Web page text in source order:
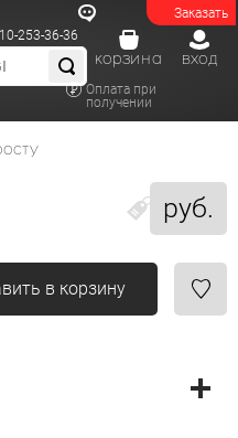
Заказать
253-36-36
Оплата при
получении
вход
корзина
руб.
в корзину